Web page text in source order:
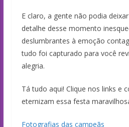
E claro, a gente não podia
detalhe desse momento
deslumbrantes à emoção
tudo foi capturado para você
alegria.
Tá tudo aqui! Clique nos links e
eternizam essa festa
Fotografias das campeãs